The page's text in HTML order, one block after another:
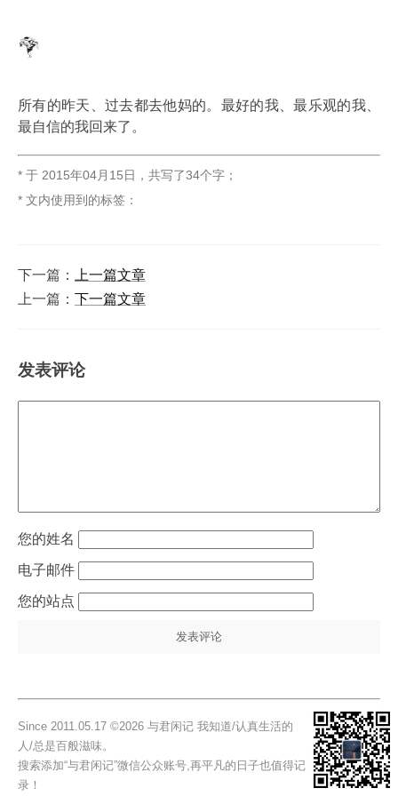
所有的昨天、过去都去他妈的。最好的我、最乐观的我、
最自信的我回来了。
* 于 2015年04月15日 ， 共写了34个字 ；
* 文内使用到的标签：
下一篇：
上一篇文章
上一篇： 下一篇文章
发表评论
姓名
电子邮件
站点
Since 2011.05.17 ©2026 与君闲记 我知道/认真生活的
人/总是百般滋味。
搜索添加“与君闲记”微信公众账号,再平凡的日子也值得记
录！